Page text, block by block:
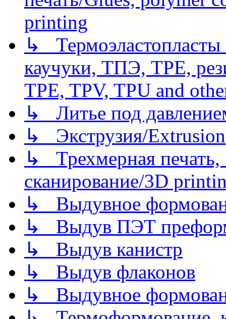
printing
↳
каучуки, ТПЭ, TPE,
TPE, TPV, TPU and
↳ Литье под
↳ Экструзия/Extrusion
↳ Трехмерная
сканирование/3D
↳ Выдувное
↳ Выдув ПЭТ
↳ Выдув канистр
↳ Выдув флаконов
↳ Выдувное